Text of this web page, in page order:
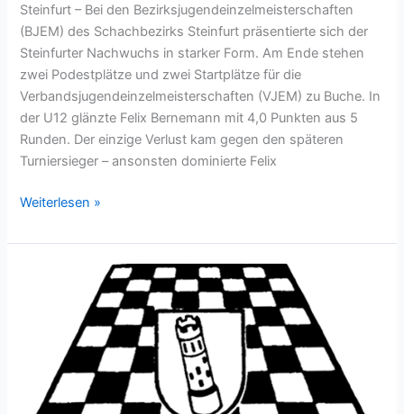
Steinfurt – Bei den Bezirksjugendeinzelmeisterschaften
(BJEM) des Schachbezirks Steinfurt präsentierte sich der
Steinfurter Nachwuchs in starker Form. Am Ende stehen
zwei Podestplätze und zwei Startplätze für die
Verbandsjugendeinzelmeisterschaften (VJEM) zu Buche. In
der U12 glänzte Felix Bernemann mit 4,0 Punkten aus 5
Runden. Der einzige Verlust kam gegen den späteren
Turniersieger – ansonsten dominierte Felix
BJEM
Zwei
Podestplätze
Weiterlesen »